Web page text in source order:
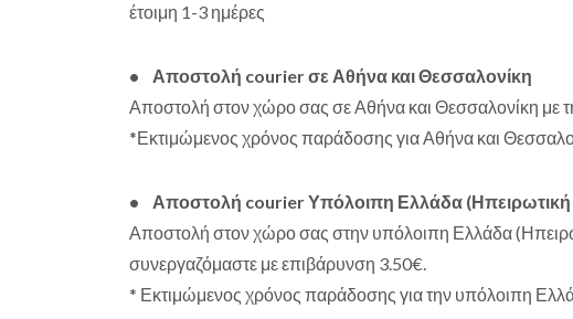
έτοιμη 1-3 ημέρες
• Αποστολή courier σε Αθήνα και Θεσσαλονίκη
Αποστολή στον χώρο σας σε Αθήνα και Θεσσαλονίκη με
*Εκτιμώμενος χρόνος παράδοσης για Αθήνα και
• Αποστολή courier Υπόλοιπη Ελλάδα (Ηπειρωτική
Αποστολή στον χώρο σας στην υπόλοιπη Ελλάδα
συνεργαζόμαστε με επιβάρυνση 3.50€.
* Εκτιμώμενος χρόνος παράδοσης για την υπόλοιπη